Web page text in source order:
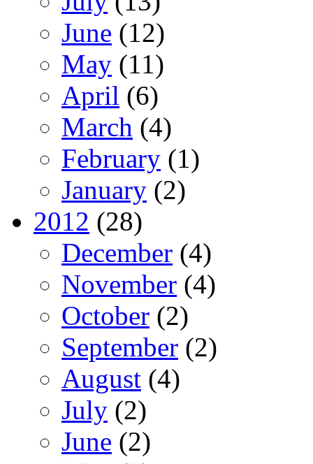
June (12)
May (11)
April (6)
March (4)
February (1)
January (2)
2012 (28)
December (4)
November (4)
October (2)
September (2)
August (4)
July (2)
June (2)